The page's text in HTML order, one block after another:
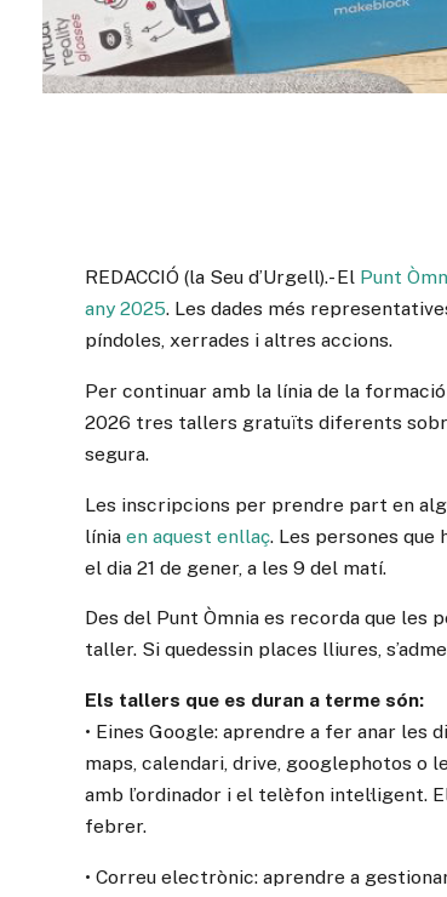
REDACCIÓ (la Seu d’Urgell).- El Punt
any 2025. Les dades més
píndoles, xerrades i altres accions.
Per continuar amb la línia de la
2026 tres tallers gratuïts diferents
segura.
Les inscripcions per prendre part en
líniaen aquest enllaç. Les persones
el dia 21 de gener, a les 9 del matí.
Des del Punt Òmnia es recorda que
taller. Si quedessin places lliures,
Els tallers que es duran a terme són:
• Eines Google: aprendre a fer anar
maps, calendari, drive, googlephotos o
amb l’ordinador i el telèfon intel·ligent.
febrer.
• Correu electrònic: aprendre a